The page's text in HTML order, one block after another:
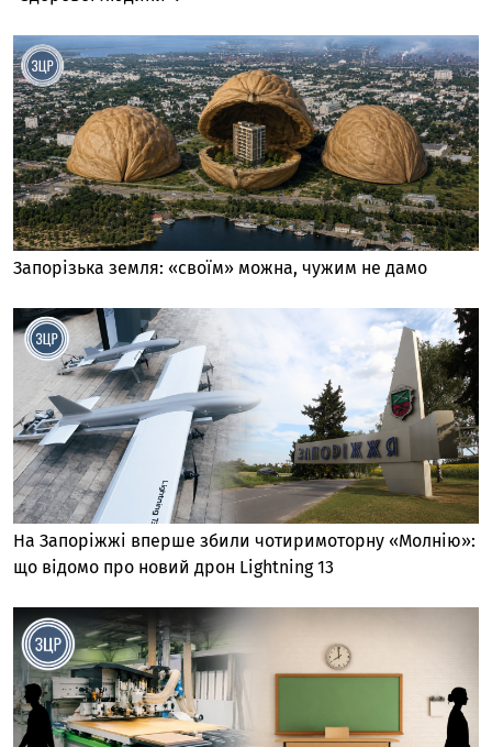
Запорізька земля: «своїм» можна, чужим не дамо
На Запоріжжі вперше збили чотиримоторну «Молнію»:
що відомо про новий дрон Lightning 13